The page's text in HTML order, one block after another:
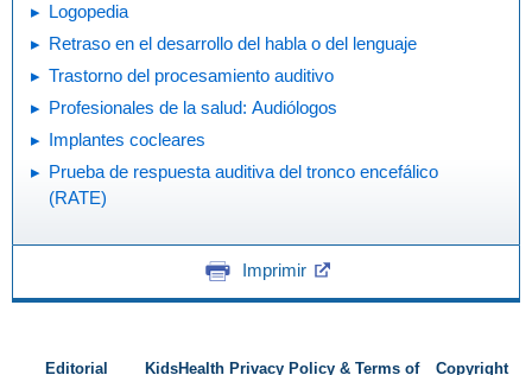
Logopedia
Retraso en el desarrollo del habla o del lenguaje
Trastorno del procesamiento auditivo
Profesionales de la salud: Audiólogos
Implantes cocleares
Prueba de respuesta auditiva del tronco encefálico
(RATE)
Imprimir
Editorial KidsHealth Privacy Policy & Terms of Copyright